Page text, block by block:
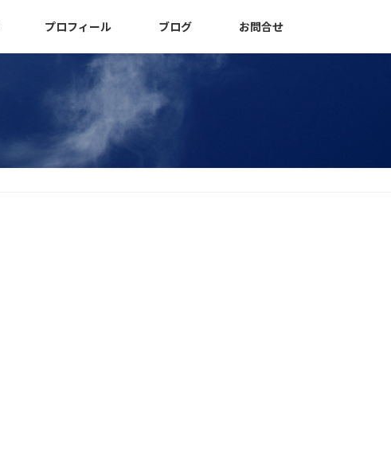
プロフィール ブログ お問合せ